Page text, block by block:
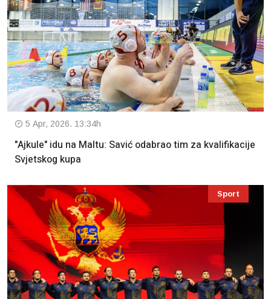
5 Apr, 2026. 13:34h
"Ajkule" idu na Maltu: Savić odabrao tim za kvalifikacije
Svjetskog kupa
Sport